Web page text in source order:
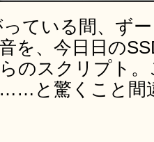
ている間、ず
を、今日日の
のスクリプト
と驚くこと間